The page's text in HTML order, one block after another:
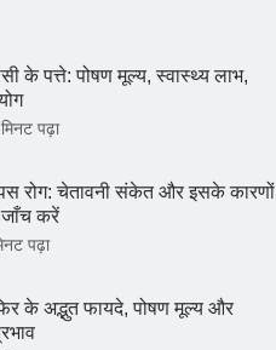
के पत्ते: पोषण मूल्य, स्वास्थ्य लाभ,
पढ़ा
रोग: चेतावनी संकेत और इसके कारणों
करें
पढ़ा
के अद्भुत फायदे, पोषण मूल्य और